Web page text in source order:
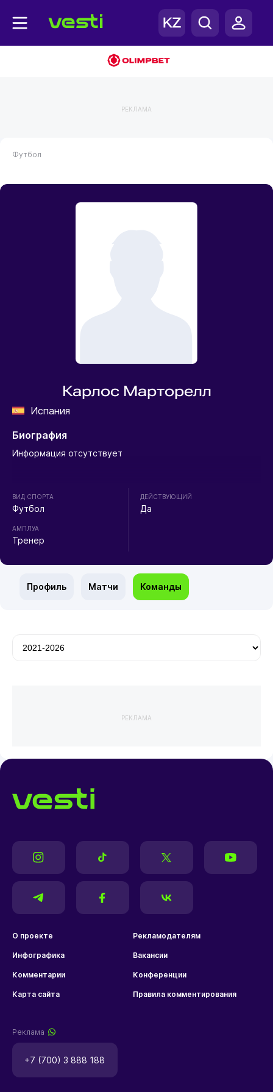
РЕКЛАМА
Футбол
Карлос Марторелл
Испания
Биография
Информация отсутствует
ВИД СПОРТА
Футбол
АМПЛУА
Тренер
ДЕЙСТВУЮЩИЙ
Да
Профиль Матчи Команды
РЕКЛАМА
О проекте Рекламодателям
Инфографика Вакансии
Комментарии Конференции
Карта сайта Правила комментирования
Реклама
+7 (700) 3 888 188